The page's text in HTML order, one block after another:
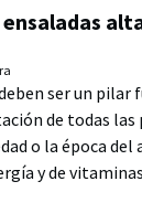
ser un
de todas las
o la época del
y de